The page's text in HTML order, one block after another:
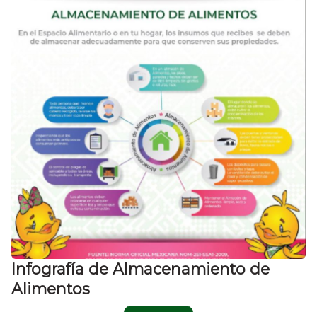
Infografía de Almacenamiento de
Alimentos